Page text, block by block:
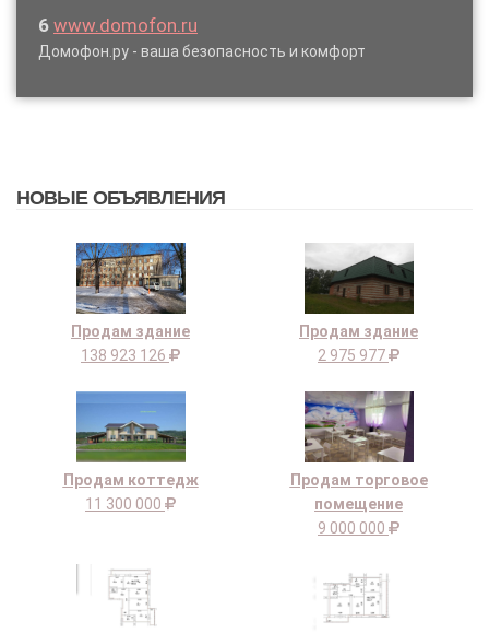
6 www.domofon.ru
Домофон.ру - ваша безопасность и комфорт
НОВЫЕ ОБЪЯВЛЕНИЯ
Продам здание
138 923 126
Продам здание
2 975 977
Продам коттедж
11 300 000
Продам торговое
помещение
9 000 000